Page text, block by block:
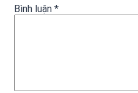
Bình luận *